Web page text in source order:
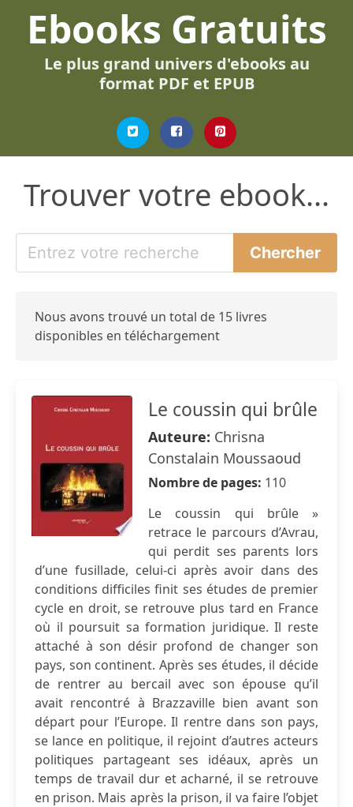
Ebooks Gratuits
Le plus grand univers d'ebooks au
format PDF et EPUB
Trouver votre ebook...
Nous avons trouvé un total de 15 livres
disponibles en téléchargement
Le coussin qui brûle
Auteure: Chrisna
Constalain Moussaoud
Nombre de pages: 110
Le coussin qui brûle »
retrace le parcours d’Avrau,
qui perdit ses parents lors
d’une fusillade, celui-ci après avoir dans des
conditions difficiles finit ses études de premier
cycle en droit, se retrouve plus tard en France
où il poursuit sa formation juridique. Il reste
attaché à son désir profond de changer son
pays, son continent. Après ses études, il décide
de rentrer au bercail avec son épouse qu’il
avait rencontré à Brazzaville bien avant son
départ pour l’Europe. Il rentre dans son pays,
se lance en politique, il rejoint d’autres acteurs
politiques partageant ses idéaux, après un
temps de travail dur et acharné, il se retrouve
en prison. Mais après la prison, il va faire l’objet